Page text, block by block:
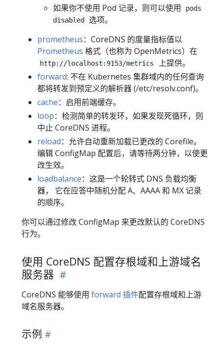
如果你不使用 Pod 记录，则可以使用
pods
disabled 选项。
prometheus：CoreDNS 的度量指标值以
Prometheus 格式（也称为 OpenMetrics）在
http://localhost:9153/metrics
上提供。
forward: 不在 Kubernetes 集群域内的任何查询
都将转发到预定义的解析器 (/etc/resolv.conf)。
cache：启用前端缓存。
loop：检测简单的转发环，如果发现死循环，则
中止 CoreDNS 进程。
reload：允许自动重新加载已更改的 Corefile。
编辑 ConfigMap 配置后，请等待两分钟，以使更
改生效。
loadbalance：这是一个轮转式 DNS 负载均衡
器， 它在应答中随机分配 A、AAAA 和 MX 记录
的顺序。
你可以通过修改 ConfigMap 来更改默认的 CoreDNS
行为。
使用 CoreDNS 配置存根域和上游域名
服务器
CoreDNS 能够使用 forward 插件配置存根域和上游
域名服务器。
示例